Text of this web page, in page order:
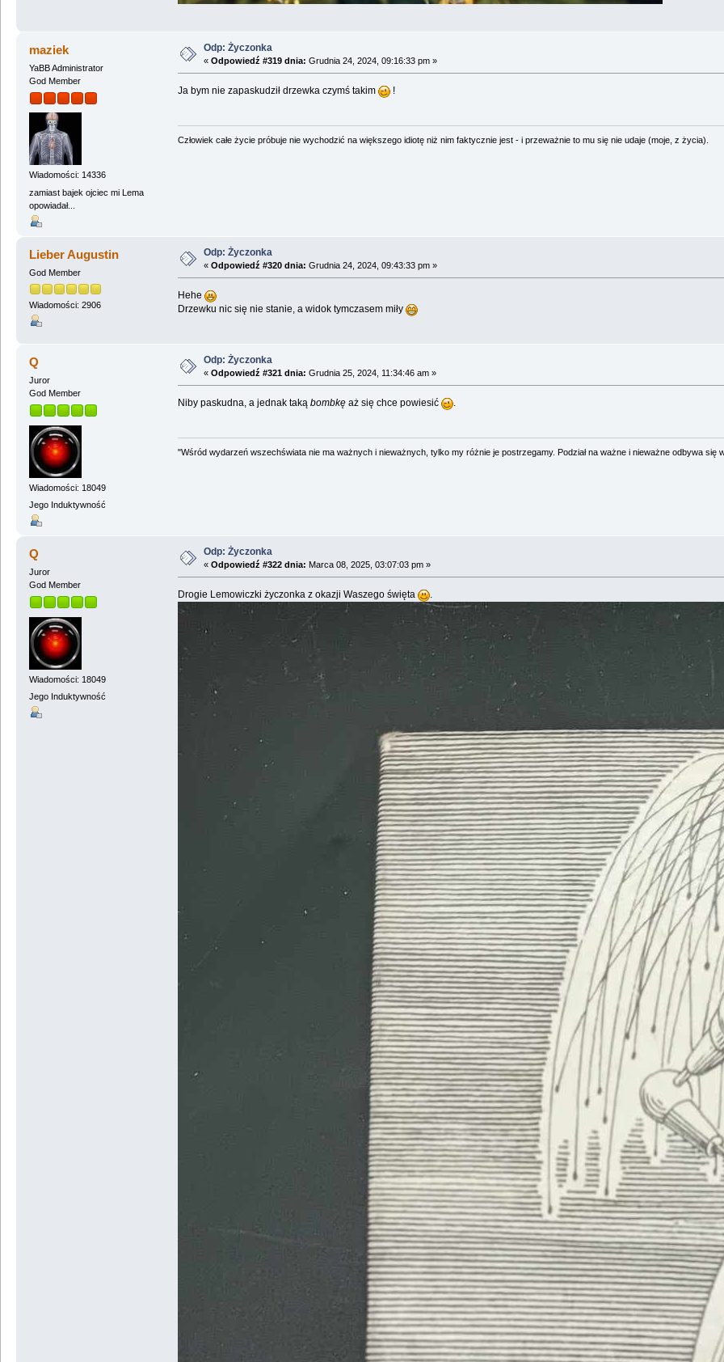
maziek
YaBB Administrator
God Member
Wiadomości: 14336
zamiast bajek ojciec mi Lema
opowiadał...
Odp: Życzonka
« Odpowiedź #319 dnia: Grudnia 24, 2024, 09:16:33 pm »
Ja bym nie zapaskudził drzewka czymś takim !
Człowiek całe życie próbuje nie wychodzić na większego idiotę niż nim faktycznie jest - i przeważnie to mu się nie udaje (moje, z życia).
Lieber Augustin
God Member
Wiadomości: 2906
Odp: Życzonka
« Odpowiedź #320 dnia: Grudnia 24, 2024, 09:43:33 pm »
Hehe
Drzewku nic się nie stanie, a widok tymczasem miły
Q
Juror
God Member
Wiadomości: 18049
Jego Induktywność
Odp: Życzonka
« Odpowiedź #321 dnia: Grudnia 25, 2024, 11:34:46 am »
Niby paskudna, a jednak taką bombkęaż się chce powiesić .
"Wśród wydarzeń wszechświata nie ma ważnych i nieważnych, tylko my różnie je postrzegamy. Podział na ważne i nieważne odbywa się
Q
Juror
God Member
Wiadomości: 18049
Jego Induktywność
Odp: Życzonka
« Odpowiedź #322 dnia: Marca 08, 2025, 03:07:03 pm »
Drogie Lemowiczki życzonka z okazji Waszego święta .